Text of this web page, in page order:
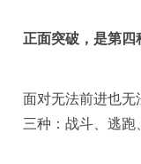
正面突破，是第四
面对无法前进也
三种：战斗、逃跑